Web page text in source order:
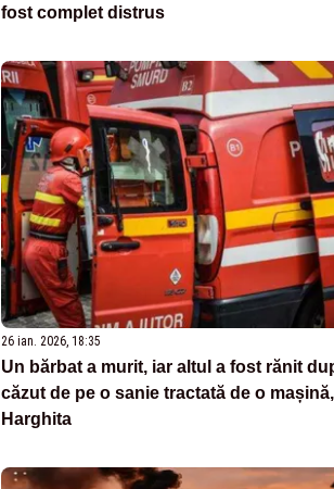
fost complet distrus
26 ian. 2026, 18:35
Un bărbat a murit, iar altul a fost rănit
căzut de pe o sanie tractată de o
Harghita